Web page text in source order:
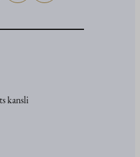
kansli